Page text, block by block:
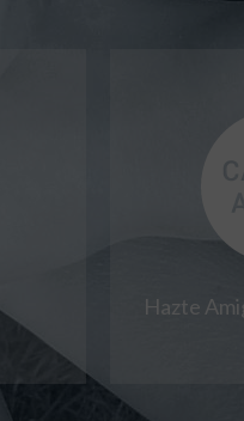
Hazte